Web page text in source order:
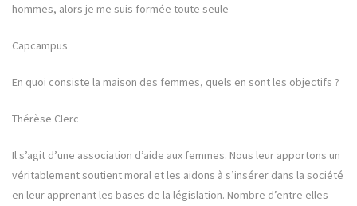
hommes, alors je me suis formée toute seule
Capcampus
En quoi consiste la maison des femmes, quels en sont les objectifs ?
Thérèse Clerc
Il s’agit d’une association d’aide aux femmes. Nous leur apportons un
véritablement soutient moral et les aidons à s’insérer dans la société
en leur apprenant les bases de la législation. Nombre d’entre elles